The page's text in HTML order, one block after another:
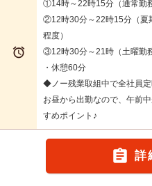

①14時～22時15分（通常勤
②12時30分～22時15分（夏
程度）
③12時30分～21時（土曜勤
・休憩60分
◆ノー残業取組中で全社員
お昼から出勤なので、午前
すめポイント♪
 詳